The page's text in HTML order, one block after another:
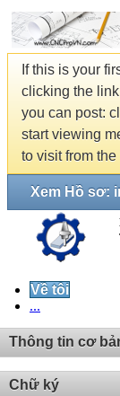
If this is your
clicking the
you can post:
start viewing
to visit from
Xem Hồ sơ:
Về tôi
...
Thông tin cơ
Chữ ký